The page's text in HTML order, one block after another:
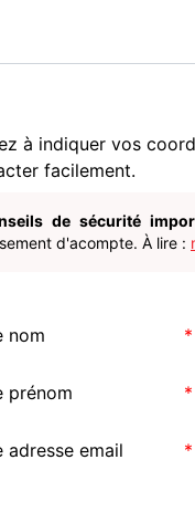
à indiquer vos
facilement.
de sécurité
d'acompte. À lire :
nom
prénom
adresse email